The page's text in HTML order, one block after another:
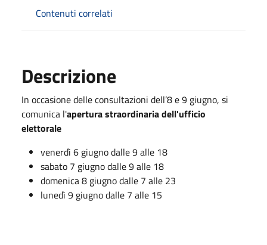
Contenuti correlati
Descrizione
In occasione delle consultazioni dell’8 e 9 giugno, si
comunica l'apertura straordinaria dell'ufficio
elettorale
venerdì 6 giugno dalle 9 alle 18
sabato 7 giugno dalle 9 alle 18
domenica 8 giugno dalle 7 alle 23
lunedì 9 giugno dalle 7 alle 15